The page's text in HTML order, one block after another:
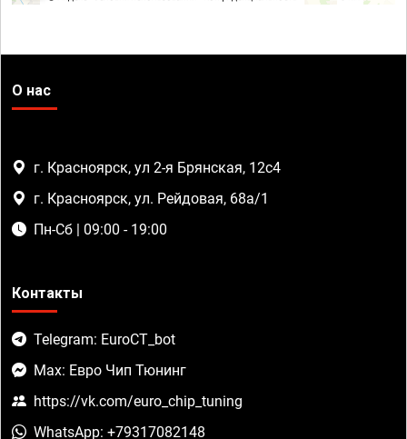
О нас
г. Красноярск, ул 2-я Брянская, 12с4
г. Красноярск, ул. Рейдовая, 68а/1
Пн-Сб | 09:00 - 19:00
Контакты
Telegram: EuroCT_bot
Max: Евро Чип Тюнинг
https://vk.com/euro_chip_tuning
WhatsApp: +79317082148